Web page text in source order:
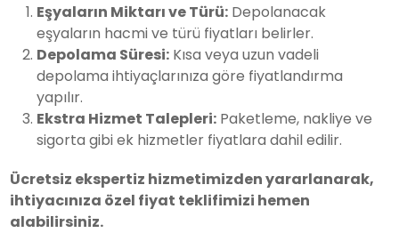
Eşyaların Miktarı ve Türü: Depolanacak
eşyaların hacmi ve türü fiyatları belirler.
Depolama Süresi: Kısa veya uzun vadeli
depolama ihtiyaçlarınıza göre fiyatlandırma
yapılır.
Ekstra Hizmet Talepleri: Paketleme, nakliye ve
sigorta gibi ek hizmetler fiyatlara dahil edilir.
Ücretsiz ekspertiz hizmetimizden yararlanarak,
ihtiyacınıza özel fiyat teklifimizi hemen
alabilirsiniz.